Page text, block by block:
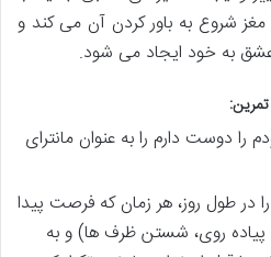
مغز شروع به باور کردن آن می کند و
به خود ایجاد می شود.
را دوست دارم را به عنوان مانترای
در طول روز، هر زمان که فرصت پیدا
پیاده روی، شستن ظرف ها) و به